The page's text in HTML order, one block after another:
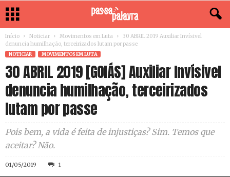
Início Noticiar Movimentos em Luta
30 ABRIL 2019 Auxiliar Invísivel
denuncia humilhação, terceirizados lutam por passe
NOTICIAR MOVIMENTOS EM LUTA
30 ABRIL 2019 [GOIÁS] Auxiliar Invísivel
denuncia humilhação, terceirizados
lutam por passe
Pois bem, a vida é feita de injustiças? Sim. Temos que
aceitar? Não.
01/05/2019 1